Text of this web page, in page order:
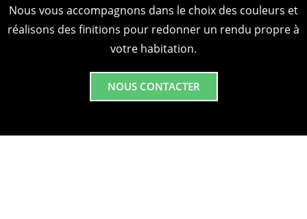
Nous vous accompagnons dans le choix des couleurs et
réalisons des finitions pour redonner un rendu propre à
votre habitation.
NOUS CONTACTER